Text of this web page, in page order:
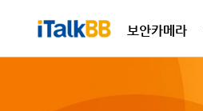
보안카메라